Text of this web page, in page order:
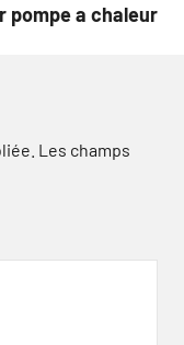
pompe a chaleur
Les champs